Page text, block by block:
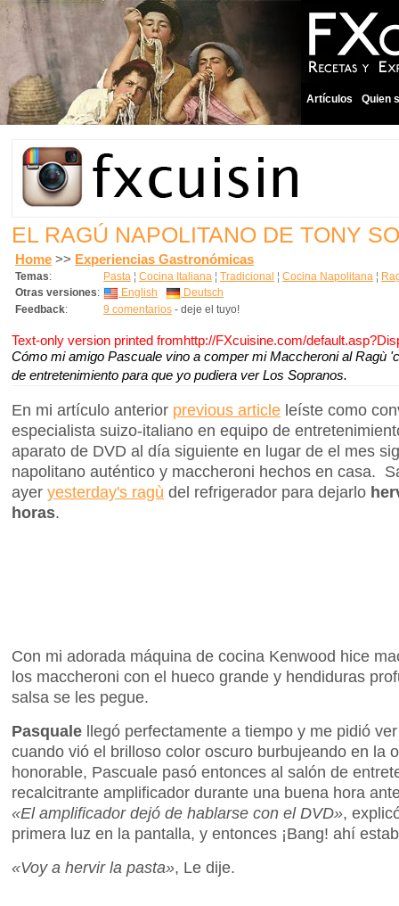
Artículos Quien
EL RAGÚ NAPOLITANO DE TONY
Home >> Experiencias Gastronómicas
Temas: Pasta ¦ Cocina Italiana ¦ Tradicional ¦ Cocina Napolitana ¦
Otras versiones: English
Deutsch
Feedback: 9 comentarios - deje el tuyo!
Text-only version printed fromhttp://FXcuisine.com/
Cómo mi amigo Pascuale vino a comper mi Maccheroni al Ragù
de entretenimiento para que yo pudiera ver Los Sopranos.
En mi artículo anterior previous article leíste como
especialista suizo-italiano en equipo de
aparato de DVD al día siguiente en lugar de el mes
napolitano auténtico y maccheroni hechos en casa.
ayer yesterday's ragù del refrigerador para dejarlo
horas.
Con mi adorada máquina de cocina Kenwood hice
los maccheroni con el hueco grande y hendiduras
salsa se les pegue.
Pasquale llegó perfectamente a tiempo y me pidió
cuando vió el brilloso color oscuro burbujeando en la
honorable, Pascuale pasó entonces al salón de
recalcitrante amplificador durante una buena hora
«El amplificador dejó de hablarse con el DVD»,
primera luz en la pantalla, y entonces ¡Bang! ahí
«Voy a hervir la pasta», Le dije.